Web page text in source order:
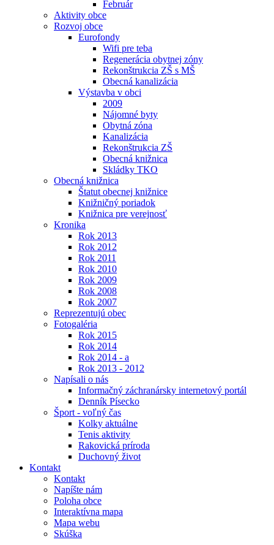
Február
Aktivity obce
Rozvoj obce
Eurofondy
Wifi pre teba
Regenerácia obytnej zóny
Rekonštrukcia ZŠ s MŠ
Obecná kanalizácia
Výstavba v obci
2009
Nájomné byty
Obytná zóna
Kanalizácia
Rekonštrukcia ZŠ
Obecná knižnica
Skládky TKO
Obecná knižnica
Štatut obecnej knižnice
Knižničný poriadok
Knižnica pre verejnosť
Kronika
Rok 2013
Rok 2012
Rok 2011
Rok 2010
Rok 2009
Rok 2008
Rok 2007
Reprezentujú obec
Fotogaléria
Rok 2015
Rok 2014
Rok 2014 - a
Rok 2013 - 2012
Napísali o nás
Informačný záchranársky internetový portál
Denník Písecko
Šport - voľný čas
Kolky aktuálne
Tenis aktivity
Rakovická príroda
Duchovný život
Kontakt
Kontakt
Napíšte nám
Poloha obce
Interaktívna mapa
Mapa webu
Skúška